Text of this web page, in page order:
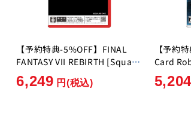
【予約特典-5%OFF】FINAL
FANTASY VII REBIRTH [Square
Enix][Switch 2]
6,249 円 (税込)
【予約
Card
Ver.
5,204